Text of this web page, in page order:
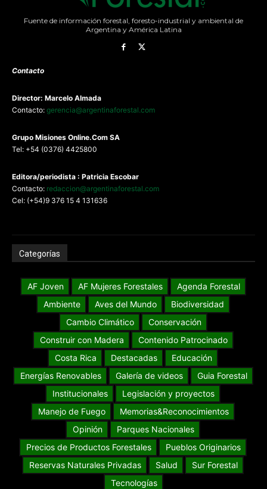
Fuente de información forestal, foresto-industrial y ambiental de
Argentina y América Latina
Contacto
Director: Marcelo Almada
Contacto: gerencia@argentinaforestal.com
Grupo Misiones Online.Com SA
Tel: +54 (0376) 4425800
Editora/periodista : Patricia Escobar
Contacto: redaccion@argentinaforestal.com
Cel: (+54)9 376 15 4 131636
Categorías
AF Joven AF Mujeres Forestales
Agenda Forestal
Ambiente
Aves del Mundo
Biodiversidad
Cambio Climático
Conservación
Construir con Madera
Contenido Patrocinado
Costa Rica
Destacadas
Educación
Energías Renovables
Galería de videos
Guia Forestal
Institucionales
Legislación y proyectos
Manejo de Fuego
Memorias&Reconocimientos
Opinión
Parques Nacionales
Precios de Productos Forestales
Pueblos Originarios
Reservas Naturales Privadas
Salud
Sur Forestal
Tecnologías